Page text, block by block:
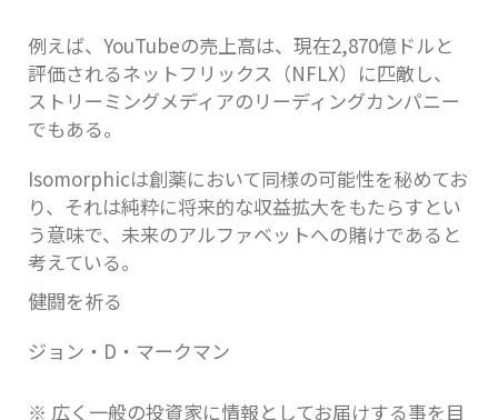
例えば、YouTubeの売上高は、現在2,870億ドルと
評価されるネットフリックス（NFLX）に匹敵し、
ストリーミングメディアのリーディングカンパニー
でもある。
Isomorphicは創薬において同様の可能性を秘めてお
り、それは純粋に将来的な収益拡大をもたらすとい
う意味で、未来のアルファベットへの賭けであると
考えている。
健闘を祈る
ジョン・D・マークマン
※ 広く一般の投資家に情報としてお届けする事を目